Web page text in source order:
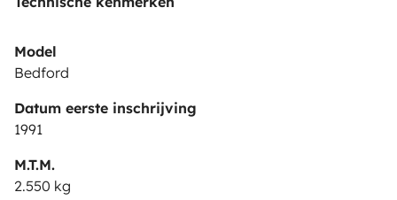
Model
Bedford
Datum eerste inschrijving
1991
M.T.M.
2.550 kg